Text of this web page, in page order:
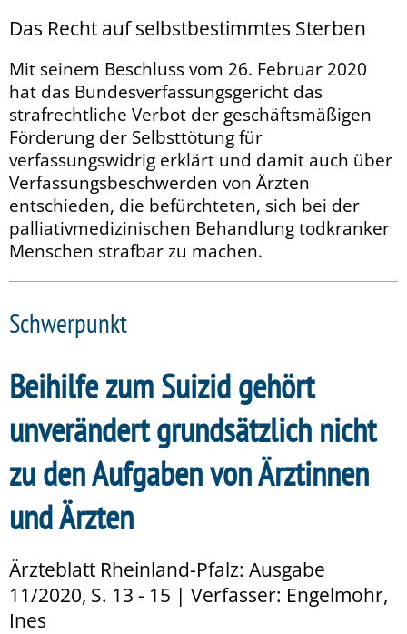
Das Recht auf selbstbestimmtes Sterben
Mit seinem Beschluss vom 26. Februar 2020
hat das Bundesverfassungsgericht das
strafrechtliche Verbot der geschäftsmäßigen
Förderung der Selbsttötung für
verfassungswidrig erklärt und damit auch über
Verfassungsbeschwerden von Ärzten
entschieden, die befürchteten, sich bei der
palliativmedizinischen Behandlung todkranker
Menschen strafbar zu machen.
Schwerpunkt
Beihilfe zum Suizid gehört
unverändert grundsätzlich nicht
zu den Aufgaben von Ärztinnen
und Ärzten
Ärzteblatt Rheinland-Pfalz: Ausgabe
11/2020, S. 13 - 15 | Verfasser: Engelmohr,
Ines